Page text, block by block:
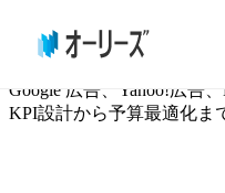
リスティング広
Google 広告、Yahoo!広告
KPI設計から予算最適化ま